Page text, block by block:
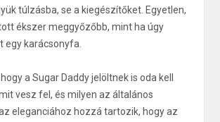
túlzásba, se a kiegészítőket. Egyetlen,
ékszer meggyőzőbb, mint ha úgy
egy karácsonyfa.
a Sugar Daddy jelöltnek is oda kell
vesz fel, és milyen az általános
eleganciához hozzá tartozik, hogy az